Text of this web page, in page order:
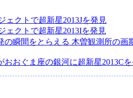
ェクトで超新星2013Jを発見
ェクトで超新星2013Iを発見
の瞬間をとらえる 木曽観測所の画
おおぐま座の銀河に超新星2013C